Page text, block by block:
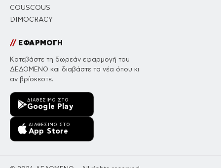
COUSCOUS
DIMOCRACY
//ΕΦΑΡΜΟΓΗ
Κατεβάστε τη δωρεάν εφαρμογή του
ΔΕΔΟΜΕΝΟ και διαβάστε τα νέα όπου κι
αν βρίσκεστε.
ΔΙΑΘΈΣΙΜΟ ΣΤΟ
Google Play
ΔΙΑΘΈΣΙΜΟ ΣΤΟ
App Store